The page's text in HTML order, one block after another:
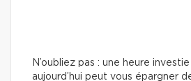
N’oubliez pas : une heure
aujourd’hui peut vous épargner